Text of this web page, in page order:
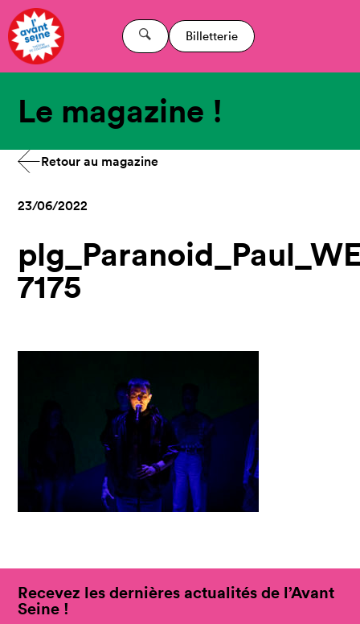
Billetterie
Le magazine !
Retour au magazine
23/06/2022
7175
Recevez les dernières actualités de l’Avant
Seine !